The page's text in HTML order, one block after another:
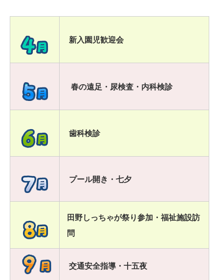
新入園児歓迎会
春の遠足・尿検査・内科検診
歯科検診
プール開き・七夕
田野しっちゃが祭り参加・福祉施設訪
問
交通安全指導・十五夜